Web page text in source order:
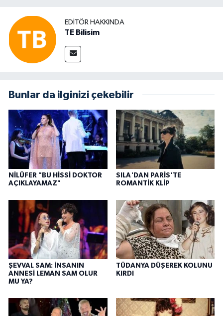
EDITÖR HAKKINDA
TE Bilisim
Bunlar da ilginizi çekebilir
NİLÜFER "BU HİSSİ DOKTOR
AÇIKLAYAMAZ"
SILA'DAN PARİS'TE
ROMANTİK KLİP
ŞEVVAL SAM: İNSANIN
ANNESİ LEMAN SAM OLUR
MU YA?
TÜDANYA DÜŞEREK KOLUNU
KIRDI